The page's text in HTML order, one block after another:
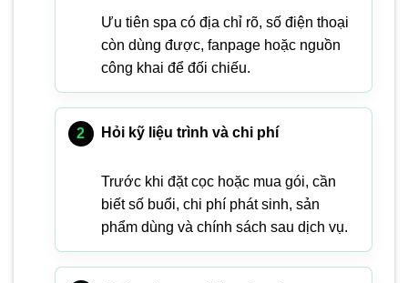
Ưu tiên spa có địa chỉ rõ, số điện thoại
còn dùng được, fanpage hoặc nguồn
công khai để đối chiếu.
Hỏi kỹ liệu trình và chi phí
Trước khi đặt cọc hoặc mua gói, cần
biết số buổi, chi phí phát sinh, sản
phẩm dùng và chính sách sau dịch vụ.